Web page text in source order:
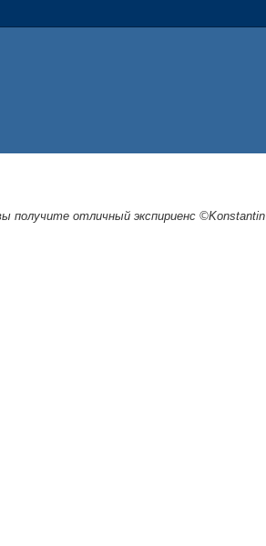
получите отличный экспириенс ©Konstantin